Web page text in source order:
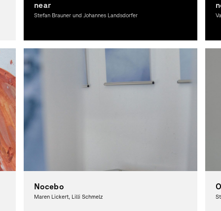
near
Stefan Brauner und Johannes Landsdorfer
Nocebo
Maren Lickert, Lilli Schmelz